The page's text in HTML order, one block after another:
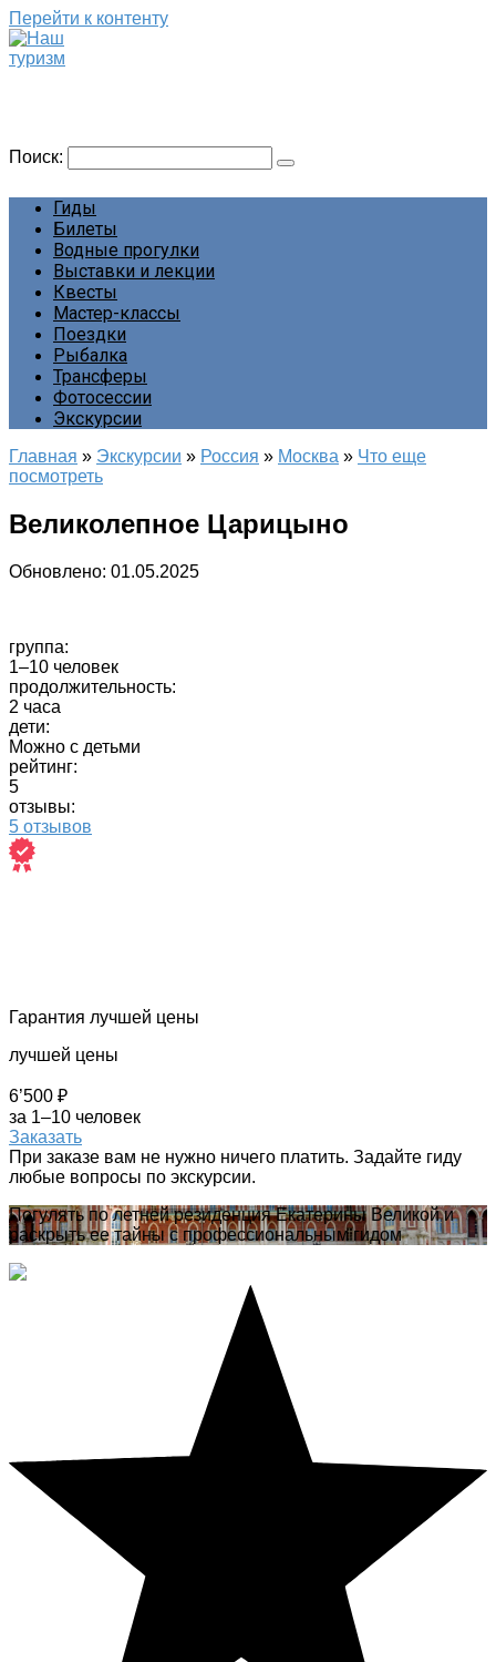
Перейти к контенту
Поиск:
Гиды
Билеты
Водные прогулки
Выставки и лекции
Квесты
Мастер-классы
Поездки
Рыбалка
Трансферы
Фотосессии
Экскурсии
Главная » Экскурсии » Россия » Москва » Что еще
посмотреть
Великолепное Царицыно
Обновлено: 01.05.2025
группа:
1–10 человек
продолжительность:
2 часа
дети:
Можно с детьми
рейтинг:
5
отзывы:
5 отзывов
Гарантия лучшей цены
лучшей цены
6’500 ₽
за 1–10 человек
Заказать
При заказе вам не нужно ничего платить. Задайте гиду
любые вопросы по экскурсии.
Погулять по летней резиденция Екатерины Великой и
раскрыть ее тайны с профессиональным гидом